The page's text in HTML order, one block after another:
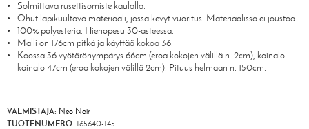
Solmittava rusettisomiste kaulalla.
Ohut läpikuultava materiaali, jossa kevyt vuoritus. Materiaalissa ei joustoa.
100% polyesteria. Hienopesu 30-asteessa.
Malli on 176cm pitkä ja käyttää kokoa 36.
Koossa 36 vyötärönympärys 66cm (eroa kokojen välillä n. 2cm), kainalo-
kainalo 47cm (eroa kokojen välillä 2cm). Pituus helmaan n. 150cm.
VALMISTAJA: Neo Noir
TUOTENUMERO: 165640-145